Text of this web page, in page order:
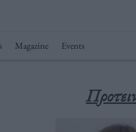
Magazine Events